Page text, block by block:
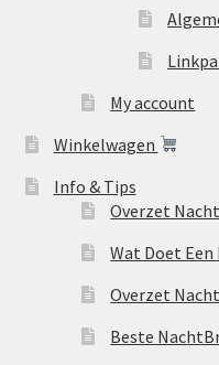
My account
Winkelwagen
Info & Tips
Overzet
Wat Doet Een
Overzet
Beste